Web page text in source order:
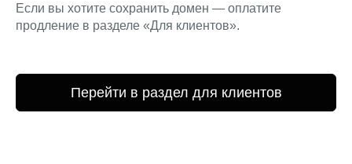
Если вы хотите сохранить домен — оплатите
продление в разделе «Для клиентов».
Перейти в раздел для клиентов